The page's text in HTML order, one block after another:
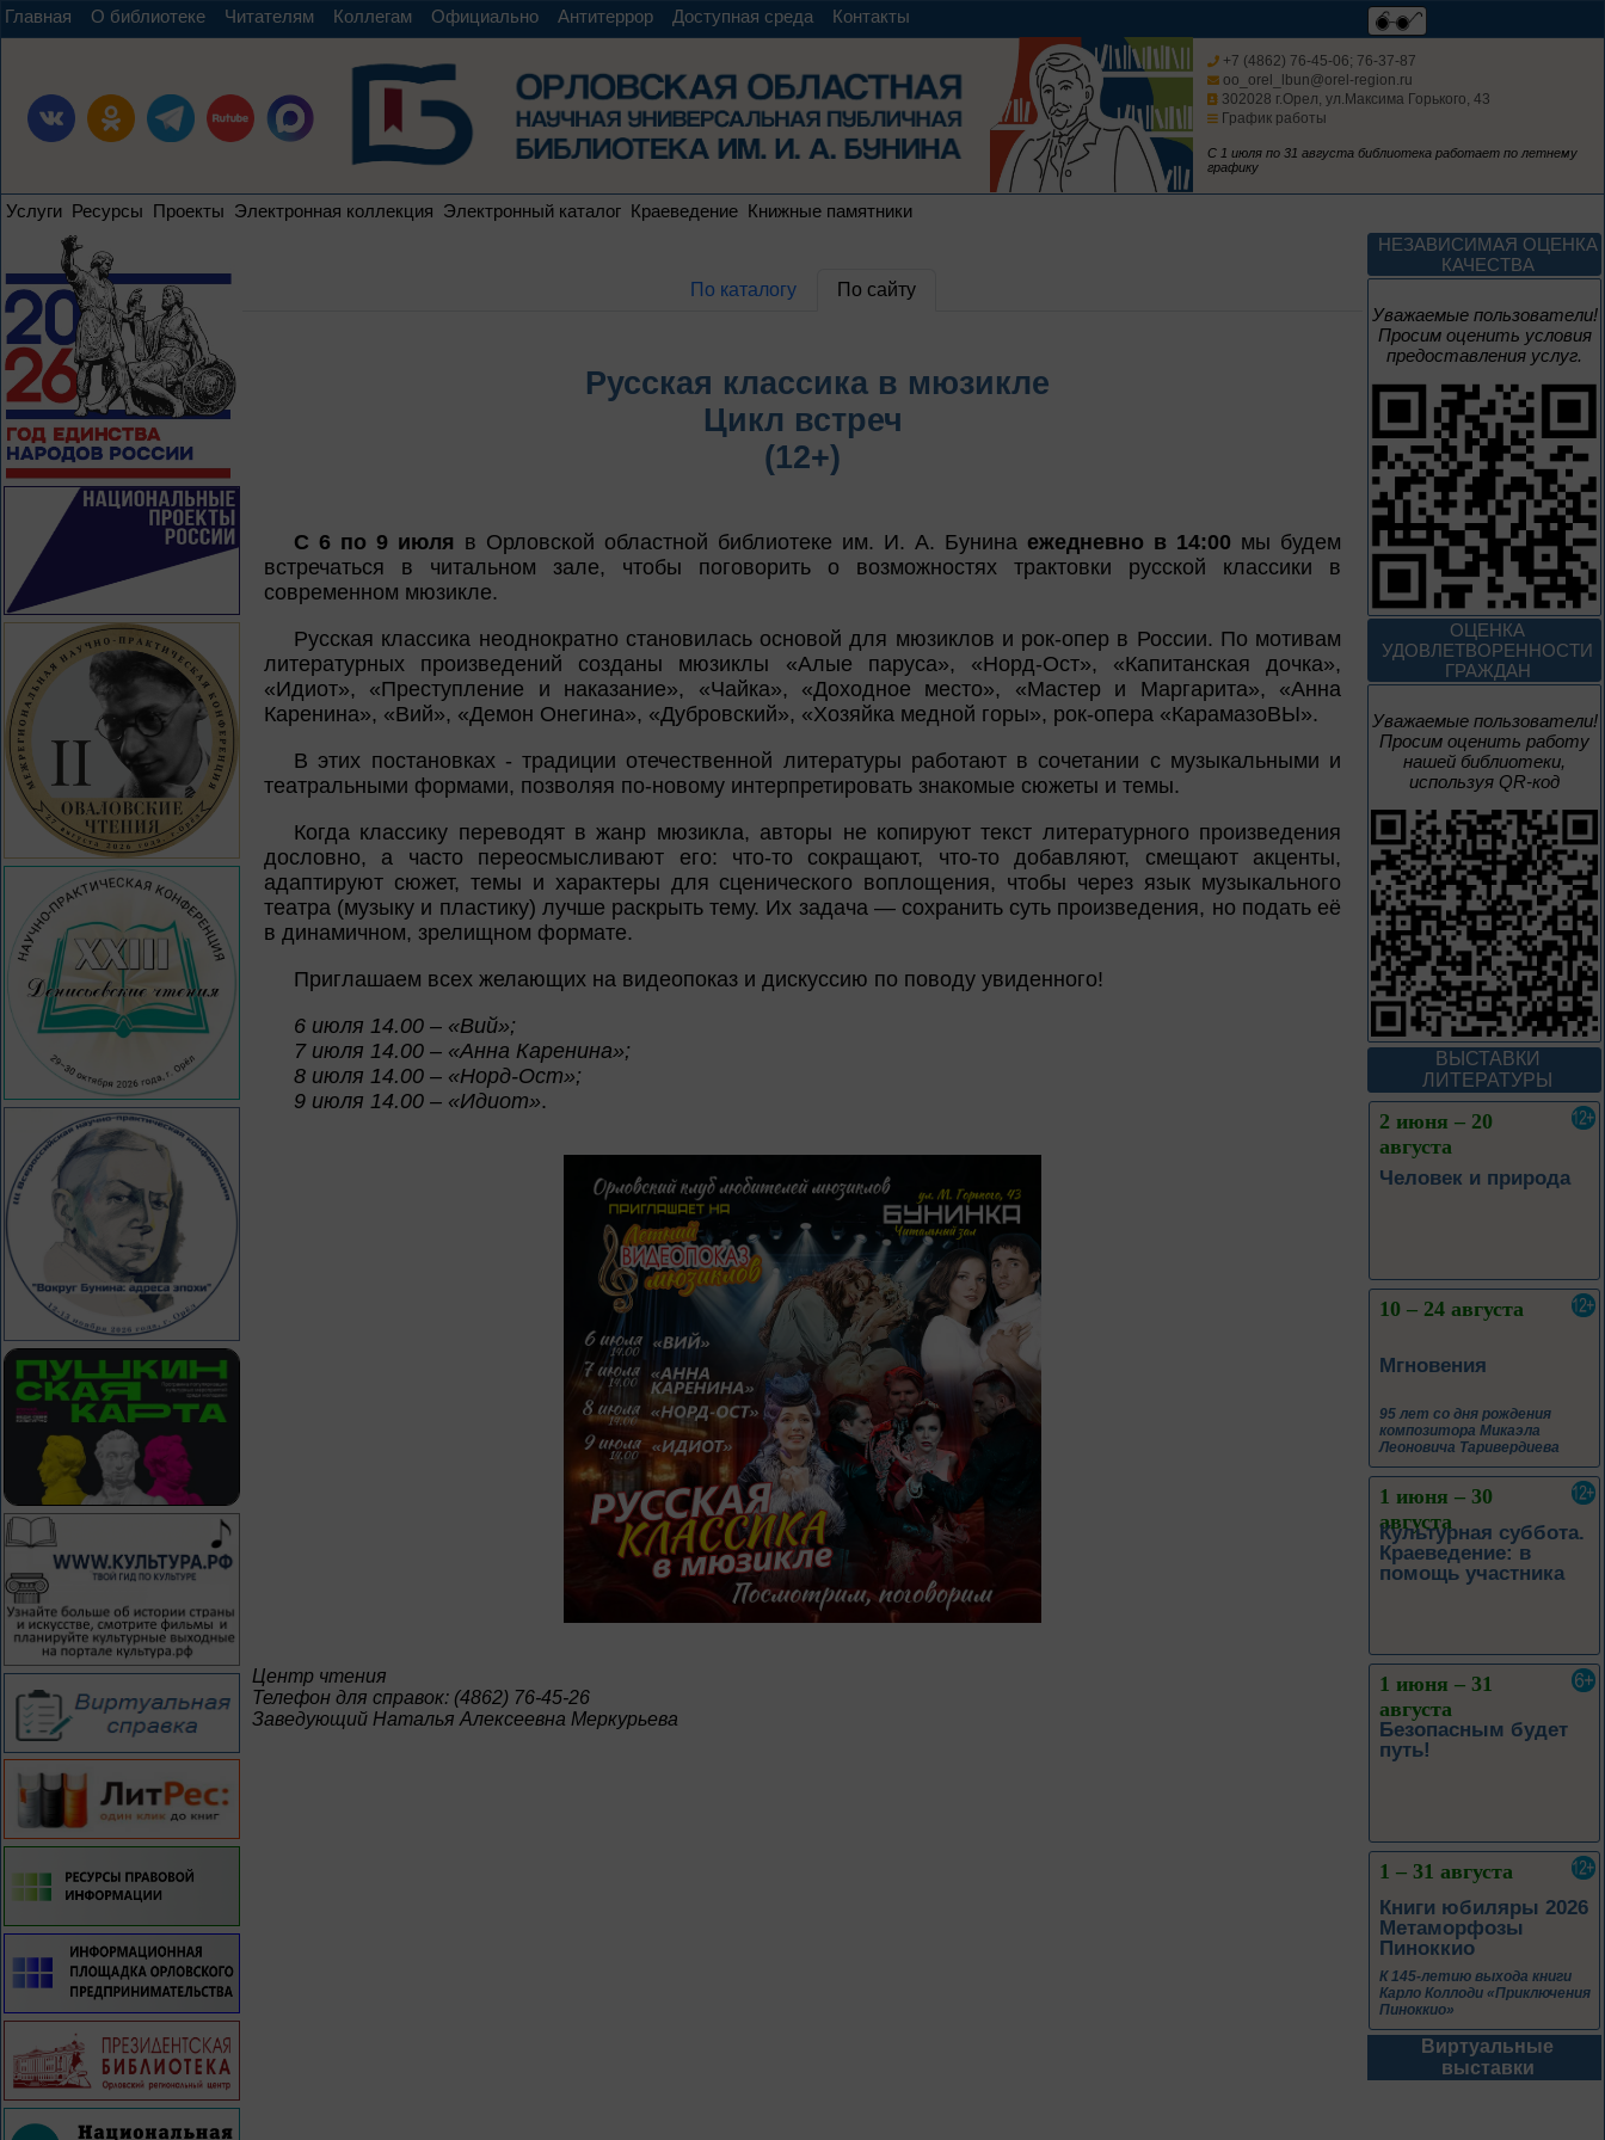
Главная О библиотеке Читателям Коллегам Официально Антитеррор Доступная среда Контакты
+7 (4862) 76-45-06; 76-37-87
oo_orel_lbun@orel-region.ru
302028 г.Орел, ул.Максима Горького, 43
График работы
С 1 июля по 31 августа библиотека работает по летнему
графику
Услуги Ресурсы Проекты Электронная коллекция Электронный каталог Краеведение Книжные памятники
По каталогу По сайту
Русская классика в мюзикле
Цикл встреч
(12+)
С 6 по 9 июля в Орловской областной библиотеке им. И. А. Бунина ежедневно в 14:00 мы будем
встречаться в читальном зале, чтобы поговорить о возможностях трактовки русской классики в
современном мюзикле.
Русская классика неоднократно становилась основой для мюзиклов и рок-опер в России. По мотивам
литературных произведений созданы мюзиклы «Алые паруса», «Норд-Ост», «Капитанская дочка»,
«Идиот», «Преступление и наказание», «Чайка», «Доходное место», «Мастер и Маргарита», «Анна
Каренина», «Вий», «Демон Онегина», «Дубровский», «Хозяйка медной горы», рок-опера «КарамазоВЫ».
В этих постановках - традиции отечественной литературы работают в сочетании с музыкальными и
театральными формами, позволяя по-новому интерпретировать знакомые сюжеты и темы.
Когда классику переводят в жанр мюзикла, авторы не копируют текст литературного произведения
дословно, а часто переосмысливают его: что-то сокращают, что-то добавляют, смещают акценты,
адаптируют сюжет, темы и характеры для сценического воплощения, чтобы через язык музыкального
театра (музыку и пластику) лучше раскрыть тему. Их задача — сохранить суть произведения, но подать её
в динамичном, зрелищном формате.
Приглашаем всех желающих на видеопоказ и дискуссию по поводу увиденного!
6 июля 14.00 – «Вий»;
7 июля 14.00 – «Анна Каренина»;
8 июля 14.00 – «Норд-Ост»;
9 июля 14.00 – «Идиот».
Центр чтения
Телефон для справок: (4862) 76-45-26
Заведующий Наталья Алексеевна Меркурьева
НЕЗАВИСИМАЯ ОЦЕНКА
КАЧЕСТВА
Уважаемые пользователи!
Просим оценить условия
предоставления услуг.
ОЦЕНКА
УДОВЛЕТВОРЕННОСТИ
ГРАЖДАН
Уважаемые пользователи!
Просим оценить работу
нашей библиотеки,
используя QR-код
ВЫСТАВКИ
ЛИТЕРАТУРЫ
Изучаем русский
язык
Россия: приглашение
в путешествие
Цикл выставок литературы
До конца года
Мастера кисти:
галерея талантов
Цикл выставок литературы
До конца года
Творец и муза
Цикл выставок литературы
4 – 14 августа
В борьбе против
вместе
Великая Победа народов
многонациональной страны
3 – 17 августа
Век Аполлинария
К 170-летию со дня рождения
живописца
А. М. Васнецова
2 июня – 20
августа
Человек и природа
10 – 24 августа
Мгновения
95 лет со дня рождения
композитора Микаэла
Леоновича Таривердиева
1 июня – 30
августа
Культурная суббота.
Краеведение: в
помощь участника
1 июня – 31
августа
Безопасным будет
путь!
1 – 31 августа
Книги юбиляры 2026
Метаморфозы
Пиноккио
К 145-летию выхода книги
Карло Коллоди «Приключения
Пиноккио»
1 – 31 августа
Виртуальные
выставки